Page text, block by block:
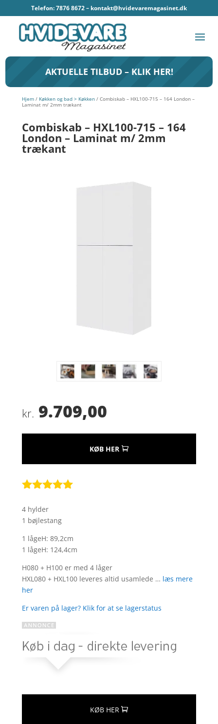
Telefon: 7876 8672 – kontakt@hvidevaremagasinet.dk
AKTUELLE TILBUD – KLIK HER!
Hjem/ Køkken og bad > Køkken/ Combiskab – HXL100-715 – 164 London –
Laminat m/ 2mm trækant
Combiskab – HXL100-715 – 164
London – Laminat m/ 2mm
trækant
kr. 9.709,00
KØB HER
som
af 5
baseret på
kundebedøm
melser
4 hylder
1 bøjlestang
1 lågeH: 89,2cm
1 lågeH: 124,4cm
H080 + H100 er med 4 låger
HXL080 + HXL100 leveres altid usamlede … læs mere
her
Er varen på lager? Klik for at se lagerstatus
KØB HER